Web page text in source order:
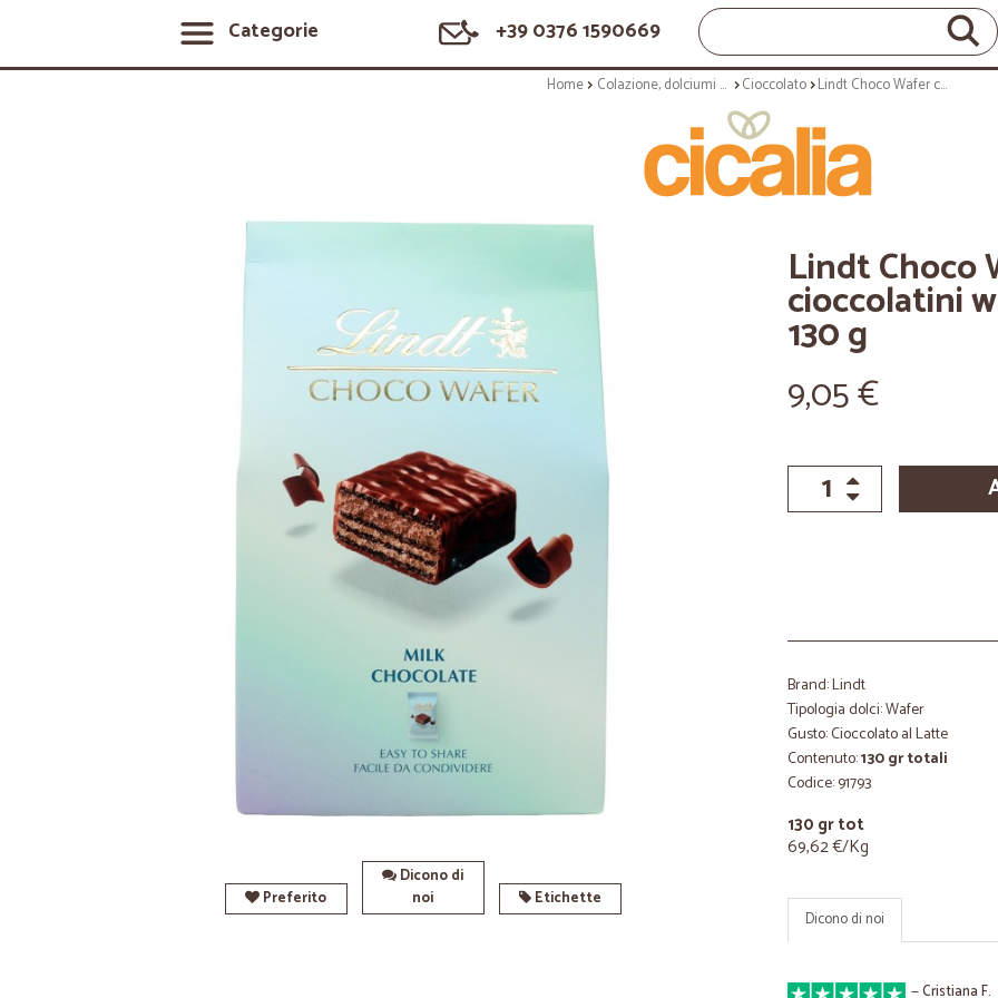
Categorie +39 0376 1590669
Home Colazione, dolciumi e snack Cioccolato Lindt Choco Wafer confezioni cioccolatini wafer e cioccolato latte 130 g
Preferito
Dicono di
noi
Etichette
Lindt Choco
cioccolatini
130 g
9,05 €
Brand: Lindt
Tipologia dolci: Wafer
Gusto: Cioccolato al Latte
Contenuto:130 gr totali
Codice: 91793
130 gr tot
69,62 €/Kg
Dicono di noi
—Cristiana F.